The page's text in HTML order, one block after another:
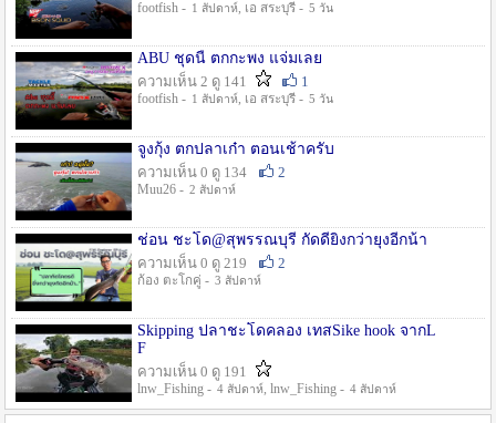
footfish - 1 สัปดาห์, เอ สระบุรี - 5 วัน
ABU ชุดนี้ ตกกะพง แจ่มเลย
ความเห็น 2 ดู 141
1
footfish - 1 สัปดาห์, เอ สระบุรี - 5 วัน
จูงกุ้ง ตกปลาเก๋า ตอนเช้าครับ
ความเห็น 0 ดู 134
2
Muu26 - 2 สัปดาห์
ช่อน ชะโด@สุพรรณบุรี กัดดียิ่งกว่ายุงอีกน้า
ความเห็น 0 ดู 219
2
ก้อง ตะโกคู่ - 3 สัปดาห์
Skipping ปลาชะโดคลอง เทสSike hook จากL
F
ความเห็น 0 ดู 191
lnw_Fishing - 4 สัปดาห์, lnw_Fishing - 4 สัปดาห์